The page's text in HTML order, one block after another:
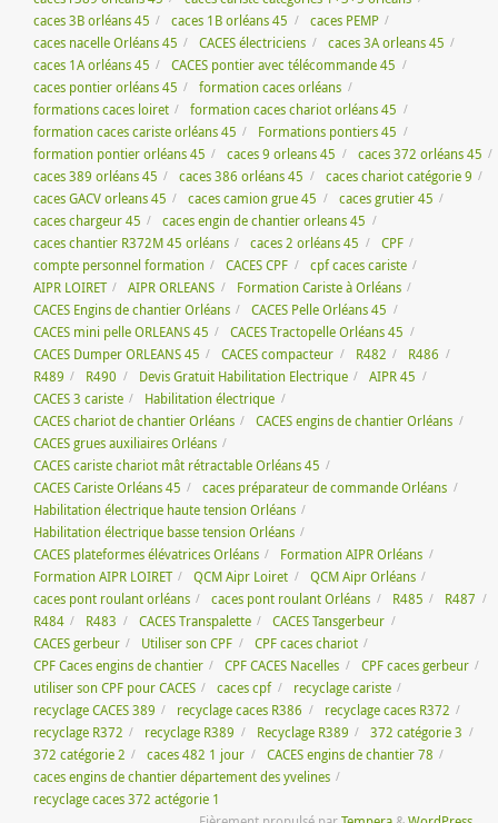
caces 3B orléans 45
caces 1B orléans 45
caces PEMP
caces nacelle Orléans 45
CACES électriciens
caces 3A orleans 45
caces 1A orléans 45
CACES pontier avec télécommande 45
caces pontier orléans 45
formation caces orléans
formations caces loiret
formation caces chariot orléans 45
formation caces cariste orléans 45
Formations pontiers 45
formation pontier orléans 45
caces 9 orleans 45
caces 372 orléans 45
caces 389 orléans 45
caces 386 orléans 45
caces chariot catégorie 9
caces GACV orleans 45
caces camion grue 45
caces grutier 45
caces chargeur 45
caces engin de chantier orleans 45
caces chantier R372M 45 orléans
caces 2 orléans 45
CPF
compte personnel formation
CACES CPF
cpf caces cariste
AIPR LOIRET
AIPR ORLEANS
Formation Cariste à Orléans
CACES Engins de chantier Orléans
CACES Pelle Orléans 45
CACES mini pelle ORLEANS 45
CACES Tractopelle Orléans 45
CACES Dumper ORLEANS 45
CACES compacteur R482
R486
R489
R490 Devis Gratuit Habilitation Electrique
AIPR 45
CACES 3 cariste
Habilitation électrique
CACES chariot de chantier Orléans
CACES engins de chantier Orléans
CACES grues auxiliaires Orléans
CACES cariste chariot mât rétractable Orléans 45
CACES Cariste Orléans 45
caces préparateur de commande Orléans
Habilitation électrique haute tension Orléans
Habilitation électrique basse tension Orléans
CACES plateformes élévatrices Orléans
Formation AIPR Orléans
Formation AIPR LOIRET
QCM Aipr Loiret
QCM Aipr Orléans
caces pont roulant orléans
caces pont roulant Orléans R485
R487
R484
R483 CACES Transpalette
CACES Tansgerbeur
CACES gerbeur
Utiliser son CPF
CPF caces chariot
CPF Caces engins de chantier
CPF CACES Nacelles
CPF caces gerbeur
utiliser son CPF pour CACES
caces cpf
recyclage cariste
recyclage CACES 389
recyclage caces R386
recyclage caces R372
recyclage R372
recyclage R389 Recyclage R389
372 catégorie 3
372 catégorie 2
caces 482 1 jour
CACES engins de chantier 78
caces engins de chantier département des yvelines
recyclage caces 372 actégorie 1